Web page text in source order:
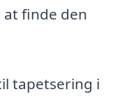
finde den
tapetsering i